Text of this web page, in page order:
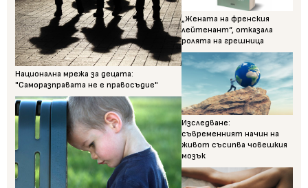
Национална мрежа за децата:
"Саморазправата не е правосъдие"
„Жената на френския
лейтенант“, отказала
ролята на грешница
Изследване:
съвременният начин на
живот съсипва човешкия
мозък